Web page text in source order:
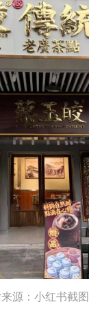
源：小红书截图